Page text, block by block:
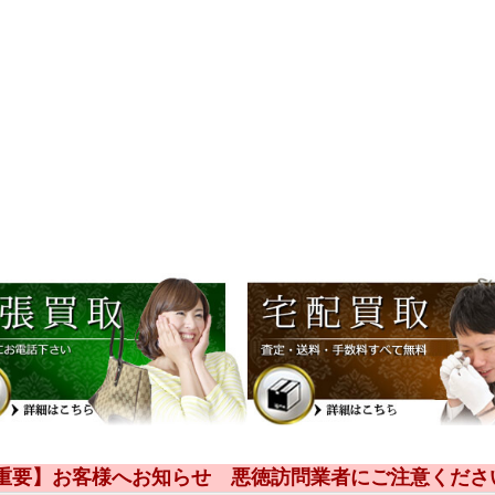
要】お客様へお知らせ 悪徳訪問業者にご注意くださ